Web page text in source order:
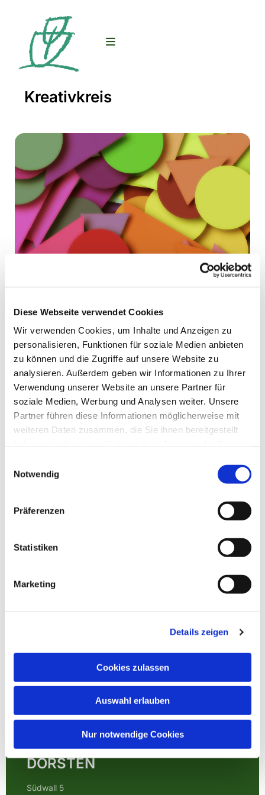
Diese Webseite verwendet Cookies
Wir verwenden Cookies, um Inhalte und Anzeigen zu
personalisieren, Funktionen für soziale Medien anbieten
zu können und die Zugriffe auf unsere Website zu
analysieren. Außerdem geben wir Informationen zu Ihrer
Verwendung unserer Website an unsere Partner für
soziale Medien, Werbung und Analysen weiter. Unsere
Partner führen diese Informationen möglicherweise mit
weiteren Daten zusammen, die Sie ihnen bereitgestellt
Notwendig
Präferenzen
Statistiken
Marketing
Details zeigen
Cookies zulassen
Auswahl erlauben
Nur notwendige Cookies
Kreativkreis
20:00 Uhr
Ev. Kirche Altendorf-Ulfkotte,
Gräwingheide 11, 46282 Dorsten
Gisela Streppelhoff
EVANGELISCHE
KIRCHENGEMEINDE
DORSTEN
Südwall 5